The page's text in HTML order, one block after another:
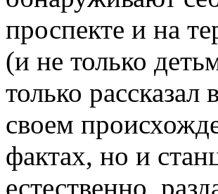
проспекте и на
(и не только
только
своем
фактах, но и
естественно,